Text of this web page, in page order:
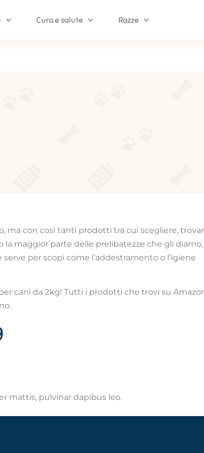
Cura e salute Razze
ma con così tanti prodotti tra cui scegliere,
maggior parte delle prelibatezze che gli diamo,
per scopi come l’addestramento o l’igiene
cani da 2kg! Tutti i prodotti che trovi su
mattis, pulvinar dapibus leo.